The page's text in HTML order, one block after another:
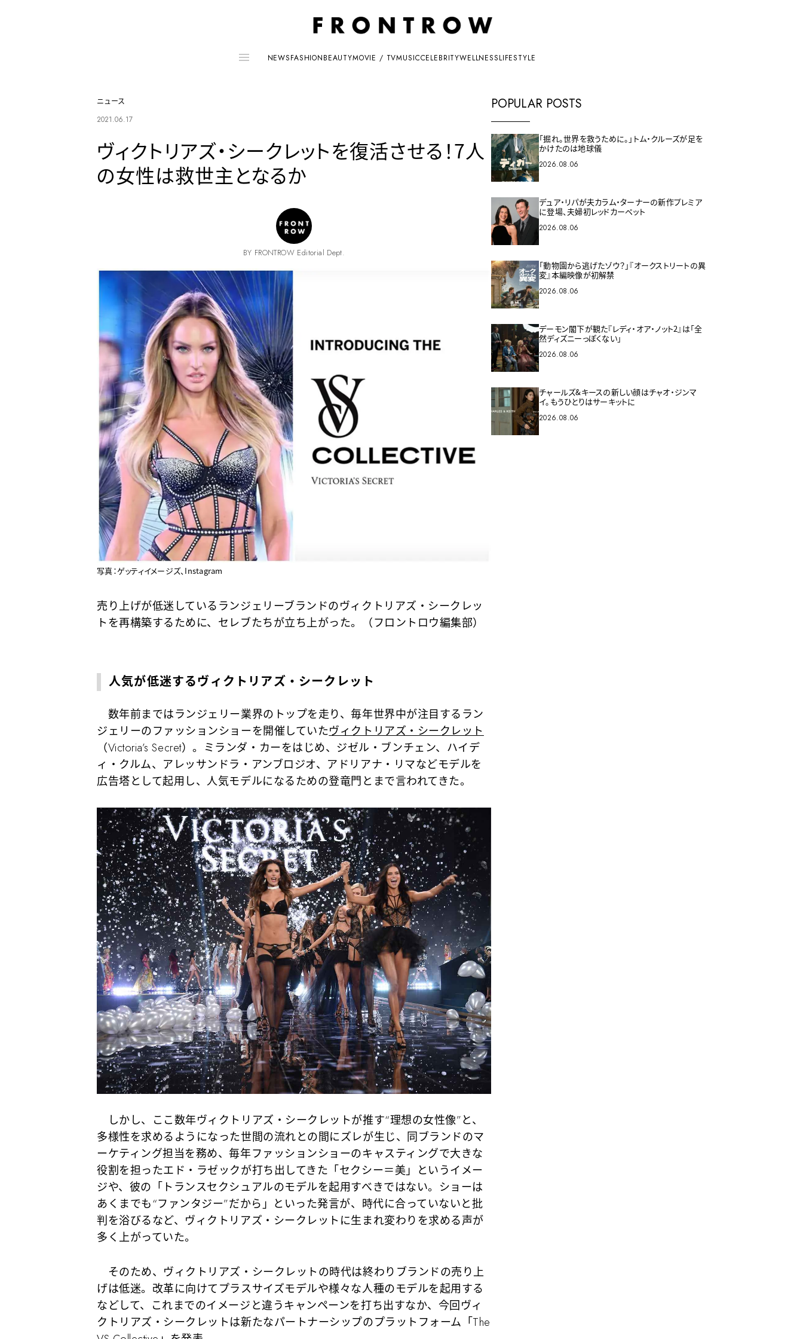
NEWSFASHIONBEAUTYMOVIE / TVMUSICCELEBRITYWELLNESSLIFESTYLE
ニュース
2021.06.17
ヴィクトリアズ・シークレットを復活させる！7人
の女性は救世主となるか
BY FRONTROW Editorial Dept.
写真：ゲッティイメージズ、Instagram
売り上げが低迷しているランジェリーブランドのヴィクトリアズ・シークレッ
トを再構築するために、セレブたちが立ち上がった。（フロントロウ編集部）
人気が低迷するヴィクトリアズ・シークレット
数年前まではランジェリー業界のトップを走り、毎年世界中が注目するラン
ジェリーのファッションショーを開催していたヴィクトリアズ・シークレット
（Victoria’s Secret）。ミランダ・カーをはじめ、ジゼル・ブンチェン、ハイデ
ィ・クルム、アレッサンドラ・アンブロジオ、アドリアナ・リマなどモデルを
広告塔として起用し、人気モデルになるための登竜門とまで言われてきた。
しかし、ここ数年ヴィクトリアズ・シークレットが推す“理想の女性像”と、
多様性を求めるようになった世間の流れとの間にズレが生じ、同ブランドのマ
ーケティング担当を務め、毎年ファッションショーのキャスティングで大きな
役割を担ったエド・ラゼックが打ち出してきた「セクシー＝美」というイメー
ジや、彼の「トランスセクシュアルのモデルを起用すべきではない。ショーは
あくまでも“ファンタジー”だから」といった発言が、時代に合っていないと批
判を浴びるなど、ヴィクトリアズ・シークレットに生まれ変わりを求める声が
多く上がっていた。
そのため、ヴィクトリアズ・シークレットの時代は終わりブランドの売り上
げは低迷。改革に向けてプラスサイズモデルや様々な人種のモデルを起用する
などして、これまでのイメージと違うキャンペーンを打ち出すなか、今回ヴィ
クトリアズ・シークレットは新たなパートナーシップのプラットフォーム「The
POPULAR POSTS
「掘れ。世界を救うために。」トム・クルーズが足を
かけたのは地球儀
2026.08.06
デュア・リパが夫カラム・ターナーの新作プレミア
に登場、夫婦初レッドカーペット
2026.08.06
「動物園から逃げたゾウ？」『オークストリートの異
変』本編映像が初解禁
2026.08.06
デーモン閣下が観た『レディ・オア・ノット2』は「全
然ディズニーっぽくない」
2026.08.06
チャールズ&キースの新しい顔はチャオ・ジンマ
イ。もうひとりはサーキットに
2026.08.06